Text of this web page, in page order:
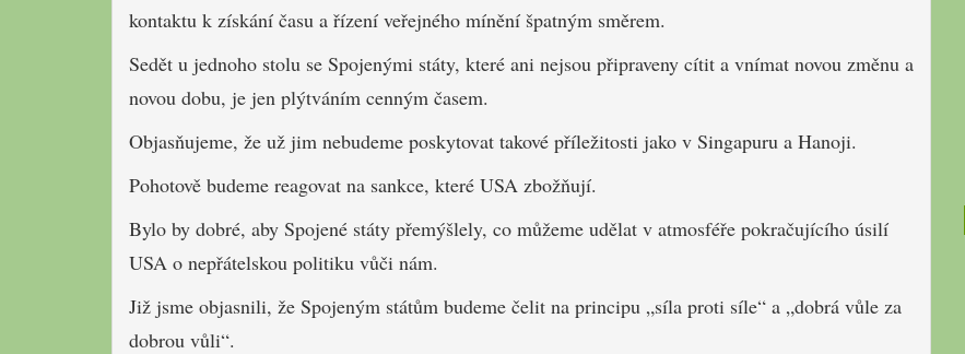
kontaktu k získání času a řízení veřejného mínění špatným směrem.
Sedět u jednoho stolu se Spojenými státy, které ani nejsou připraveny cítit a vnímat novou změnu a
novou dobu, je jen plýtváním cenným časem.
Objasňujeme, že už jim nebudeme poskytovat takové příležitosti jako v Singapuru a Hanoji.
Pohotově budeme reagovat na sankce, které USA zbožňují.
Bylo by dobré, aby Spojené státy přemýšlely, co můžeme udělat v atmosféře pokračujícího úsilí
USA o nepřátelskou politiku vůči nám.
Již jsme objasnili, že Spojeným státům budeme čelit na principu „síla proti síle“ a „dobrá vůle za
dobrou vůli“.